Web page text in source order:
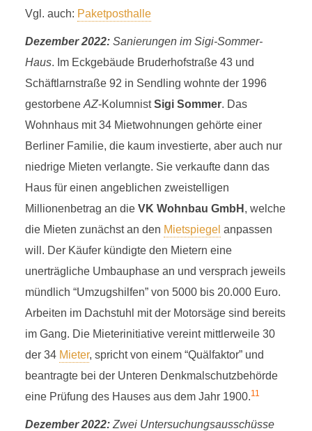
Vgl. auch: Paketposthalle
Dezember 2022:Sanierungen im Sigi-Sommer-
Haus. Im Eckgebäude Bruderhofstraße 43 und
Schäftlarnstraße 92 in Sendling wohnte der 1996
gestorbene AZ-KolumnistSigi Sommer. Das
Wohnhaus mit 34 Mietwohnungen gehörte einer
Berliner Familie, die kaum investierte, aber auch nur
niedrige Mieten verlangte. Sie verkaufte dann das
Haus für einen angeblichen zweistelligen
Millionenbetrag an die VK Wohnbau GmbH , welche
die Mieten zunächst an den Mietspiegel anpassen
will. Der Käufer kündigte den Mietern eine
unerträgliche Umbauphase an und versprach jeweils
mündlich “Umzugshilfen” von 5000 bis 20.000 Euro.
Arbeiten im Dachstuhl mit der Motorsäge sind bereits
im Gang. Die Mieterinitiative vereint mittlerweile 30
der 34 Mieter, spricht von einem “Quälfaktor” und
beantragte bei der Unteren Denkmalschutzbehörde
eine Prüfung des Hauses aus dem Jahr 1900.11
Dezember 2022:Zwei Untersuchungsausschüsse